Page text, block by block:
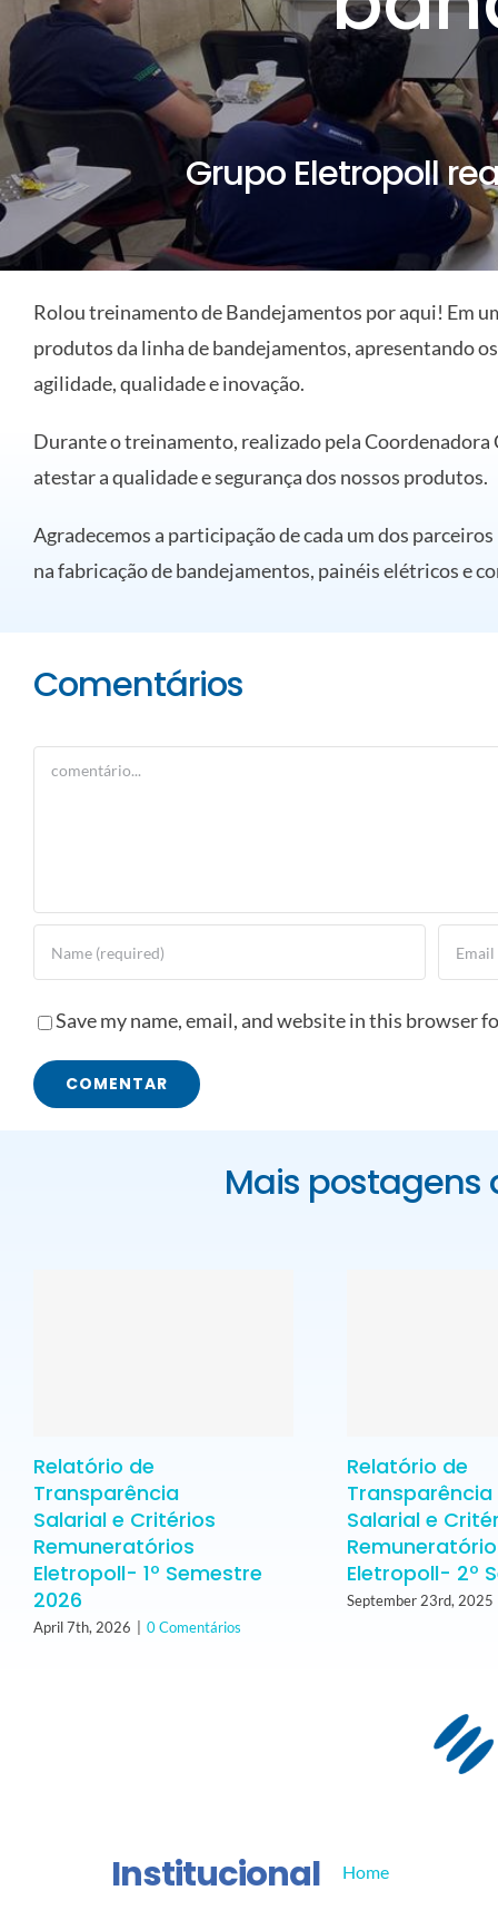
ELETROPOLL COMÉRCIO DE AÇO
FALE CONOSCO
TRABALHE CONOSCO
PORTUGUÊS DO BRASIL
ESPAÑOL
Grupo Eletropoll
Rolou treinamento de Bandejamentos por aqui! Em
produtos da linha de bandejamentos, apresentando
agilidade, qualidade e inovação.
Durante o treinamento, realizado pela Coordenadora
atestar a qualidade e segurança dos nossos produtos.
Agradecemos a participação de cada um dos
na fabricação de bandejamentos, painéis elétricos e
Comentários
Comment
Save my name, email, and website in this browser
Mais postagens
Relatório de
Transparência
Salarial e Critérios
Remuneratórios
Eletropoll- 1º Semestre
2026
April 7th, 2026 0 Comentários
Relatório de
Transparência
Salarial e
Eletropoll- 2º
September 23rd, 2025
Institucional Home